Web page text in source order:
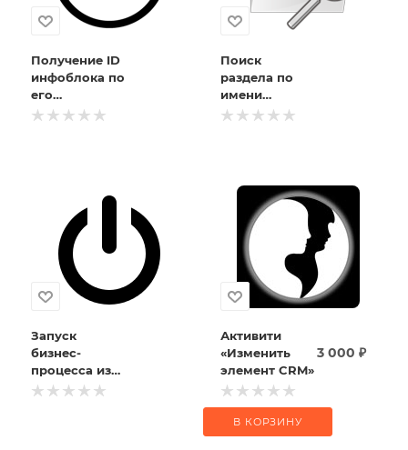
Получение ID
инфоблока по
его
символьному
Поиск
раздела по
имени
(активити)
Запуск
бизнес-
процесса из
другого
Активити
«Изменить
элемент CRM»
3 000 ₽
В КОРЗИНУ